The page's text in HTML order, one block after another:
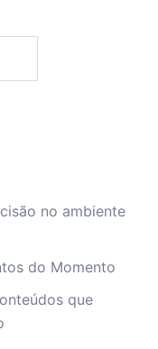
no ambiente
do Momento
que